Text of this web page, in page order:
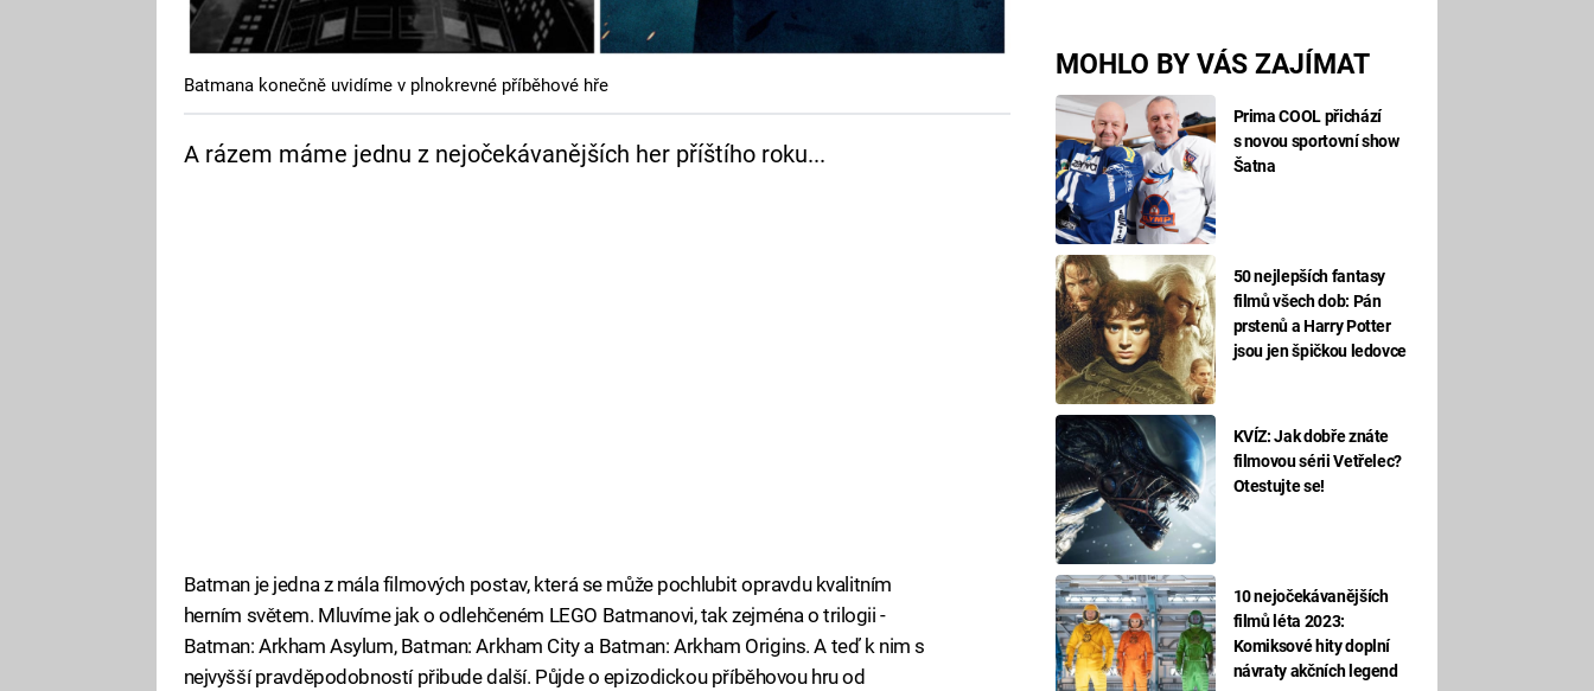
MOHLO BY VÁS ZAJÍMAT
Prima COOL přichází
s novou sportovní show
Šatna
50 nejlepších fantasy
filmů všech dob: Pán
prstenů a Harry Potter
jsou jen špičkou ledovce
KVÍZ: Jak dobře znáte
filmovou sérii Vetřelec?
Otestujte se!
10 nejočekávanějších
filmů léta 2023:
Komiksové hity doplní
návraty akčních legend
Batmana konečně uvidíme v plnokrevné příběhové hře
A rázem máme jednu z nejočekávanějších her příštího roku...
Batman je jedna z mála filmových postav, která se může pochlubit opravdu kvalitním
herním světem. Mluvíme jak o odlehčeném LEGO Batmanovi, tak zejména o trilogii -
Batman: Arkham Asylum, Batman: Arkham City a Batman: Arkham Origins. A teď k nim s
nejvyšší pravděpodobností přibude další. Půjde o epizodickou příběhovou hru od